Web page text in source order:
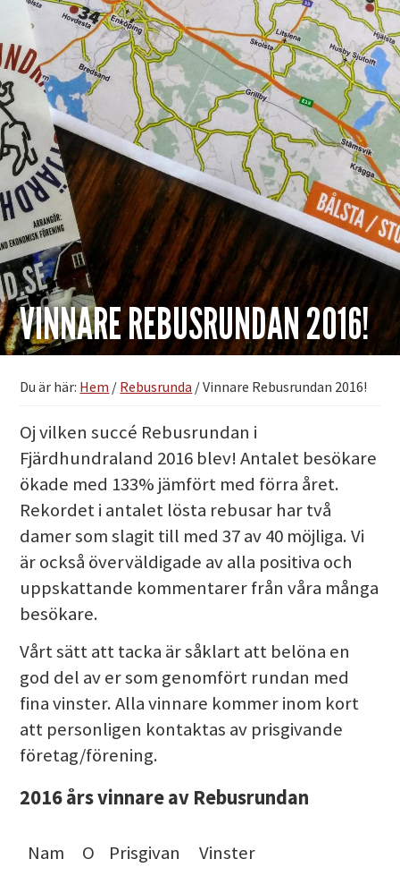
VINNARE REBUSRUNDAN 2016!
Du är här: Hem / Rebusrunda /Vinnare Rebusrundan 2016!
Oj vilken succé Rebusrundan i
Fjärdhundraland 2016 blev! Antalet besökare
ökade med 133% jämfört med förra året.
Rekordet i antalet lösta rebusar har två
damer som slagit till med 37 av 40 möjliga. Vi
är också överväldigade av alla positiva och
uppskattande kommentarer från våra många
besökare.
Vårt sätt att tacka är såklart att belöna en
god del av er som genomfört rundan med
fina vinster. Alla vinnare kommer inom kort
att personligen kontaktas av prisgivande
företag/förening.
2016 års vinnare av Rebusrundan
Nam
O
Prisgivan
Vinster